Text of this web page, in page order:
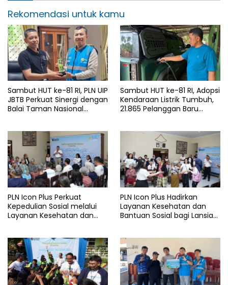
Rekomendasi untuk kamu
Sambut HUT ke-81 RI, PLN UIP
JBTB Perkuat Sinergi dengan
Balai Taman Nasional
kV Paiton–
Watudodol/Kalipuro
Sambut HUT ke-81 RI, Adopsi
Kendaraan Listrik Tumbuh,
21.865 Pelanggan Baru
PLN Icon Plus Perkuat
Kepedulian Sosial melalui
Layanan Kesehatan dan
PLN Icon Plus Hadirkan
Layanan Kesehatan dan
Bantuan Sosial bagi Lansia